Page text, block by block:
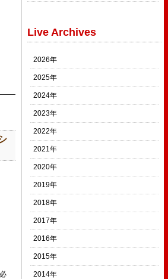
Live Archives
2026年
2025年
2024年
2023年
2022年
2021年
2020年
2019年
2018年
2017年
2016年
2015年
2014年